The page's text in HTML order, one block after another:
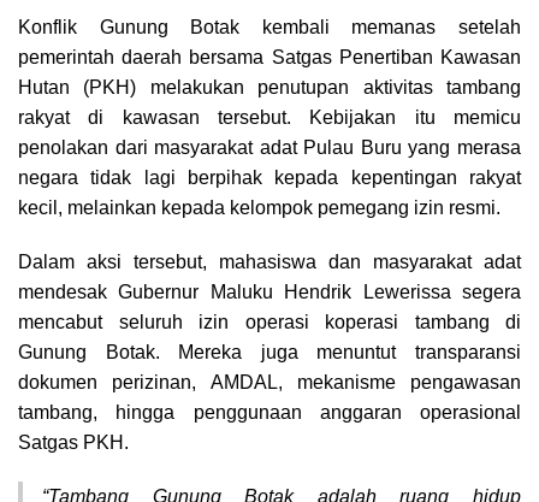
Konflik Gunung Botak kembali memanas setelah
pemerintah daerah bersama Satgas Penertiban Kawasan
Hutan (PKH) melakukan penutupan aktivitas tambang
rakyat di kawasan tersebut. Kebijakan itu memicu
penolakan dari masyarakat adat Pulau Buru yang merasa
negara tidak lagi berpihak kepada kepentingan rakyat
kecil, melainkan kepada kelompok pemegang izin resmi.
Dalam aksi tersebut, mahasiswa dan masyarakat adat
mendesak Gubernur Maluku Hendrik Lewerissa segera
mencabut seluruh izin operasi koperasi tambang di
Gunung Botak. Mereka juga menuntut transparansi
dokumen perizinan, AMDAL, mekanisme pengawasan
tambang, hingga penggunaan anggaran operasional
Satgas PKH.
“Tambang Gunung Botak adalah ruang hidup